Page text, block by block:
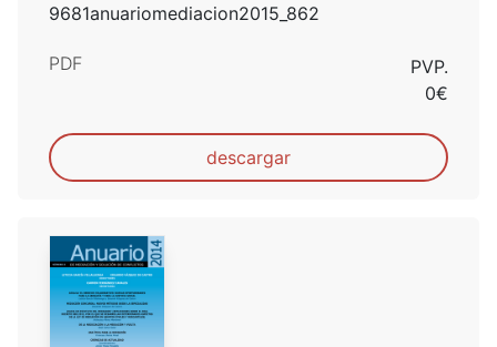
9681anuariomediacion2015_862
PDF
PVP.
0€
descargar